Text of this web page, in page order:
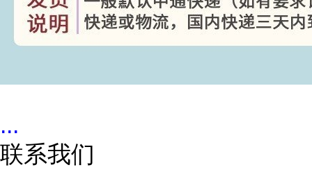
...
联系我们